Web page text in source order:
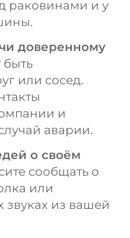
раковинами и у
доверенному
быть
или сосед.
и
аварии.
о своём
сообщать о
или
звуках из вашей